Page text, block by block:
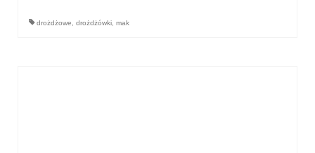
drożdżowe drożdżówki mak